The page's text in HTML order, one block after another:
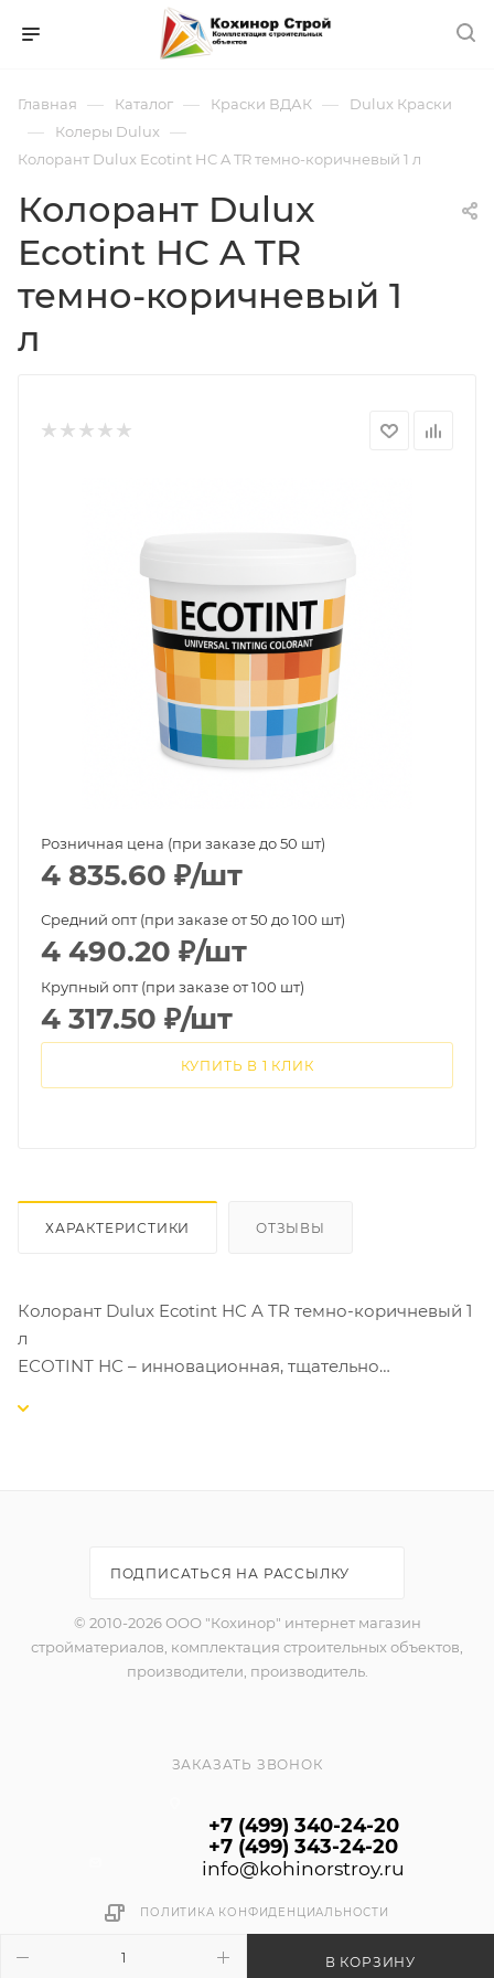
Главная — Каталог — Краски ВДАК — Dulux Краски
— Колеры Dulux —
Колорант Dulux Ecotint HC A TR темно-коричневый 1 л
Колорант Dulux
Ecotint HC A TR
темно-коричневый 1
л
Розничная цена (при заказе до 50 шт)
4 835.60 ₽/шт
Средний опт (при заказе от 50 до 100 шт)
4 490.20 ₽/шт
Крупный опт (при заказе от 100 шт)
4 317.50 ₽/шт
В КОРЗИНУ
КУПИТЬ В 1 КЛИК
ХАРАКТЕРИСТИКИ ОТЗЫВЫ
Колорант Dulux Ecotint HC A TR темно-коричневый 1
л
ЕСОТINТ НС – инновационная, тщательно
ПОДПИСАТЬСЯ НА РАССЫЛКУ
© 2010-2026 ООО "Кохинор" интернет магазин
стройматериалов, комплектация строительных объектов,
производители, производитель.
ЗАКАЗАТЬ ЗВОНОК
+7 (499) 340-24-20
+7 (499) 343-24-20
info@kohinorstroy.ru
ПОЛИТИКА КОНФИДЕНЦИАЛЬНОСТИ